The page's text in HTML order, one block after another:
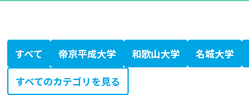
すべて 帝京平成大学 和歌山大学 名城大学
北海道科学大学
大学シーズ集 あ行
愛知医科大学
秋田大学
旭川医科大学
岩手医科大学
愛媛大学
大分大学
大阪医科薬科大学
大阪市立大学
大阪大学
岡山大学
大学シーズ集 か行
香川大学
鹿児島大学
金沢医科大学
金沢大学
川崎医科大学
関西医科大学
北里大学
岐阜大学
九州大学
京都大学
京都府立医科大学
杏林大学
近畿大学
熊本大学
久留米大学
群馬大学
慶應義塾大学
高知大学
神戸大学
国際医療福祉大学
大学シーズ集 さ行
埼玉医科大学
佐賀大学
札幌医科大学
産業医科大学
滋賀医科大学
自治医科大学
島根大学
順天堂大学
昭和大学
信州大学
聖マリアンナ医科大学
大学シーズ集 た行
千葉大学
筑波大学
帝京大学
東海大学
東京医科歯科大学
東京医科大学
東京慈恵会医科大学
東京女子医科大学
東京大学
東邦大学
東北医科薬科大学
東北大学
徳島大学
獨協医科大学
鳥取大学
富山大学
大学シーズ集 な行
長崎大学
名古屋市立大学
名古屋大学
奈良県立医科大学
新潟大学
日本医科大学
日本大学
大学シーズ集 は行
浜松医科大学
兵庫医科大学
弘前大学
広島大学
福井大学
福岡大学
福島県立医科大学
藤田医科大学
防衛医科大学校
北海道大学
大学シーズ集 ま行
三重大学
宮崎大学
大学シーズ集 や行
山形大学
山口大学
山梨大学
横浜市立大学
大学シーズ集 ら行
琉球大学
大学シーズ集 わ行
和歌山県立医科大学
専門書
医療系ベンチャー支援ガイドブック
科学技術・イノベーション白書
KISTEC ANNUAL REPORT 2023
かわさき産学連携ニュースレター
静岡がんセンターファルマバレープロジェクト
日経バイオテク
日経バイオ年鑑
バイオサイエンスとインダストリー
すべてのカテゴリを見る